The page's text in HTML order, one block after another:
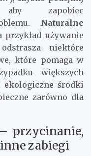
zapobiec
Naturalne
przykład używanie
niektóre
które pomaga w
większych
ekologiczne środki
zarówno dla
przycinanie,
zabiegi